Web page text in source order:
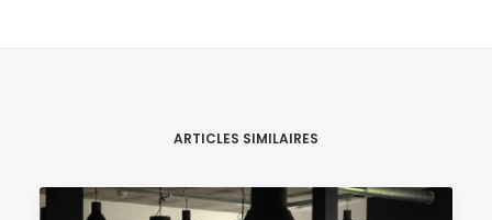
ARTICLES SIMILAIRES